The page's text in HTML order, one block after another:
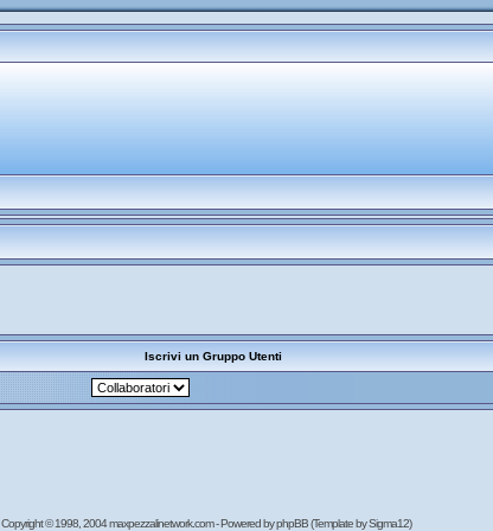
Iscrivi un Gruppo Utenti
Copyright © 1998, 2004 maxpezzalinetwork.com - Powered byphpBB(Template by Sigma12)